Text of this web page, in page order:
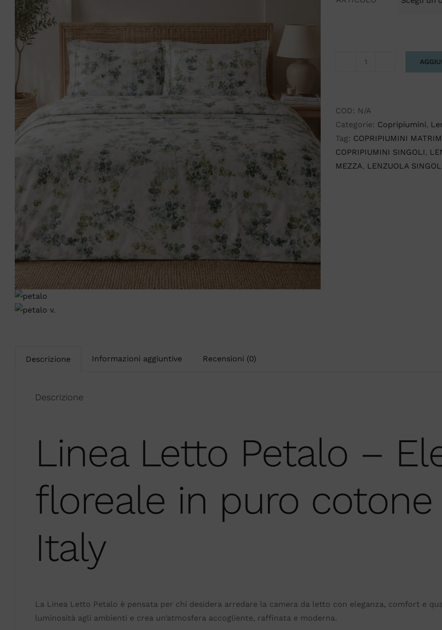
quantità
COD: N/A
Categorie: Copripiumini,
Tag: COPRIPIUMINI
COPRIPIUMINI SINGOLI,
MEZZA, LENZUOLA
Descrizione Informazioni aggiuntive Recensioni (0)
Descrizione
Linea Letto Petalo –
floreale in puro
Italy
La Linea Letto Petalo è pensata per chi desidera arredare la camera da letto con eleganza, comfort e
luminosità agli ambienti e crea un’atmosfera accogliente, raffinata e moderna.